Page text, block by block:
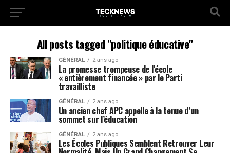
All posts tagged "politique éducative"
GÉNÉRAL 2 ans ago
La promesse trompeuse de l’école
« entièrement financée » par le Parti
travailliste
GÉNÉRAL 2 ans ago
Un ancien chef APC appelle à la tenue d’un
sommet sur l’éducation
GÉNÉRAL 2 ans ago
Les Écoles Publiques Semblent Retrouver Leur